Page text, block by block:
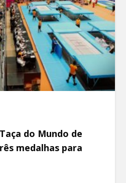
do Mundo de
medalhas para